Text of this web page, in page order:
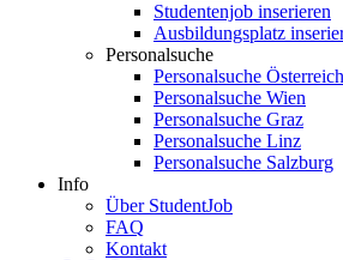
Studentenjob inserieren
Ausbildungsplatz
Personalsuche
Personalsuche Österreich
Personalsuche Wien
Personalsuche Graz
Personalsuche Linz
Personalsuche Salzburg
Info
Über StudentJob
FAQ
Kontakt